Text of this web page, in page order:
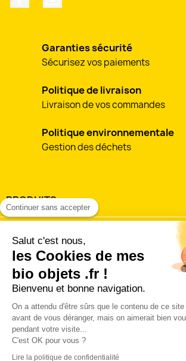
Garanties sécurité
Sécurisez vos paiements
Politique de livraison
Livraison de vos commandes
Politique environnementale
Gestion des déchets
PRODUITS
VOTRE COMPTE
INFORMATIONS
J'accepte lesconditions
les conditions générales
la charte des données
Continuer sans accepter
Salut c'est nous,
les Cookies de mes
bio objets .fr !
Bienvenu et bonne navigation.
On a attendu d'être sûrs que le contenu de ce
avant de vous déranger, mais on aimerait bien
pendant votre visite...
C'est OK pour vous ?
Lire la politique de confidentialité